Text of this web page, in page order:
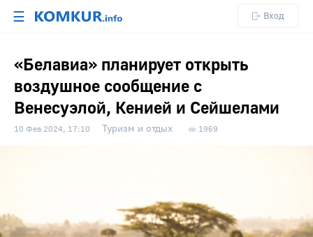
☰ Вход
«Белавиа» планирует открыть
воздушное сообщение с
Венесуэлой, Кенией и Сейшелами
10 Фев 2024, 17:10 Туризм и отдых 1969